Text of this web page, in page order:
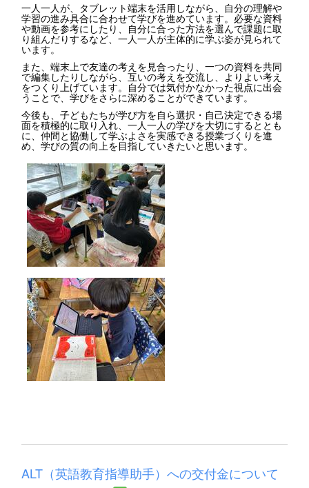
一人一人が、タブレット端末を活用しながら、自分の理解や
学習の進み具合に合わせて学びを進めています。必要な資料
や動画を参考にしたり、自分に合った方法を選んで課題に取
り組んだりするなど、一人一人が主体的に学ぶ姿が見られて
います。
また、端末上で友達の考えを見合ったり、一つの資料を共同
で編集したりしながら、互いの考えを交流し、よりよい考え
をつくり上げています。自分では気付かなかった視点に出会
うことで、学びをさらに深めることができています。
今後も、子どもたちが学び方を自ら選択・自己決定できる場
面を積極的に取り入れ、一人一人の学びを大切にするととも
に、仲間と協働して学ぶよさを実感できる授業づくりを進
め、学びの質の向上を目指していきたいと思います。
ALT（英語教育指導助手）への交付金について